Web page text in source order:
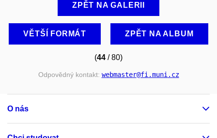
ZPĚT NA GALERII
VĚTŠÍ FORMÁT ZPĚT NA ALBUM
(44 / 80)
Odpovědný kontakt: webmaster@fi.muni.cz
O nás